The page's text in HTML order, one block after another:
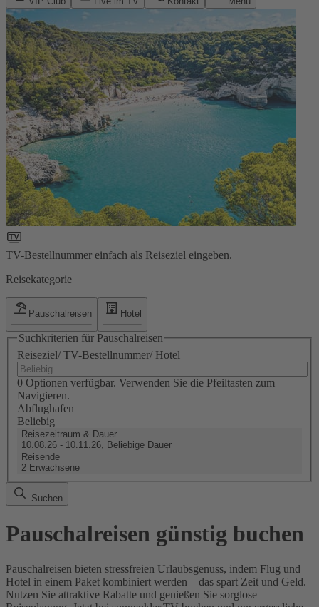
TV-Bestellnummer einfach als Reiseziel eingeben.
Reisekategorie
Pauschalreisen Hotel
Suchkriterien für Pauschalreisen
Reiseziel/ TV-Bestellnummer/ Hotel
0 Optionen verfügbar. Verwenden Sie die Pfeiltasten zum
Navigieren.
Abflughafen
Beliebig
Reisezeitraum & Dauer
10.08.26 - 10.11.26, Beliebige Dauer
Reisende
2 Erwachsene
Suchen
Pauschalreisen günstig buchen
Pauschalreisen bieten stressfreien Urlaubsgenuss, indem Flug und
Hotel in einem Paket kombiniert werden – das spart Zeit und Geld.
Nutzen Sie attraktive Rabatte und genießen Sie sorglose